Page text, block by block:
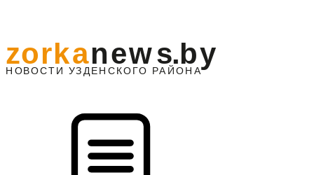
НО ВОСТИ УЗДЕНС КО ГО РАЙОНА
zorkanews.by